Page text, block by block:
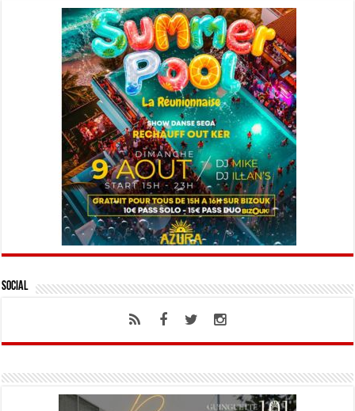
Social